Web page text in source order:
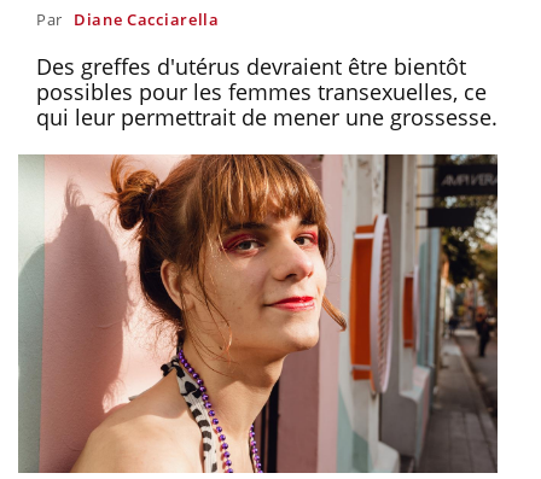
Par Diane Cacciarella
Des greffes d'utérus devraient être bientôt
possibles pour les femmes transexuelles, ce
qui leur permettrait de mener une grossesse.